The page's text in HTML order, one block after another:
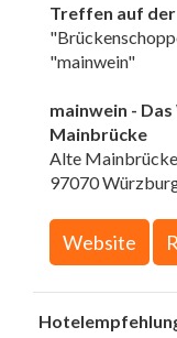
Treffen auf
"mainwein"
mainwein -
Mainbrücke
Alte
97070
Website